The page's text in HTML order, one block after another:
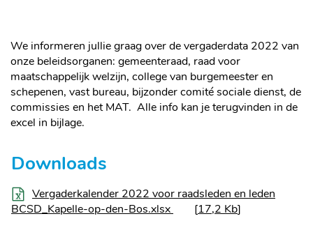
We informeren jullie graag over de vergaderdata 2022 van
onze beleidsorganen: gemeenteraad, raad voor
maatschappelijk welzijn, college van burgemeester en
schepenen, vast bureau, bijzonder comité sociale dienst, de
commissies en het MAT. Alle info kan je terugvinden in de
excel in bijlage.
Downloads
Vergaderkalender 2022 voor raadsleden en leden
BCSD_Kapelle-op-den-Bos.xlsx
17,2 Kb